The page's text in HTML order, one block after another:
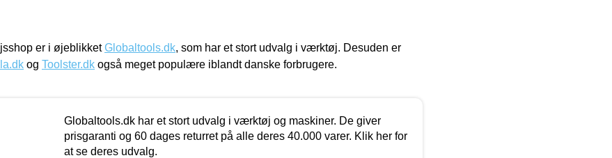
er i øjeblikketGlobaltools.dk, som har et stort udvalg i værktøj. Desuden er
og Toolster.dk også meget populære iblandt danske forbrugere.
Globaltools.dk har et stort udvalg i værktøj og maskiner. De giver
prisgaranti og 60 dages returret på alle deres 40.000 varer. Klik her for
at se deres udvalg.